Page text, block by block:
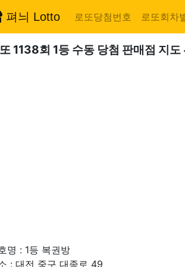
펴늬 Lotto 로또당첨번호 로또회차
1138회 1등 수동 당첨 판매점 지도
명 : 1등 복권방
: 대전 중구 대종로 49